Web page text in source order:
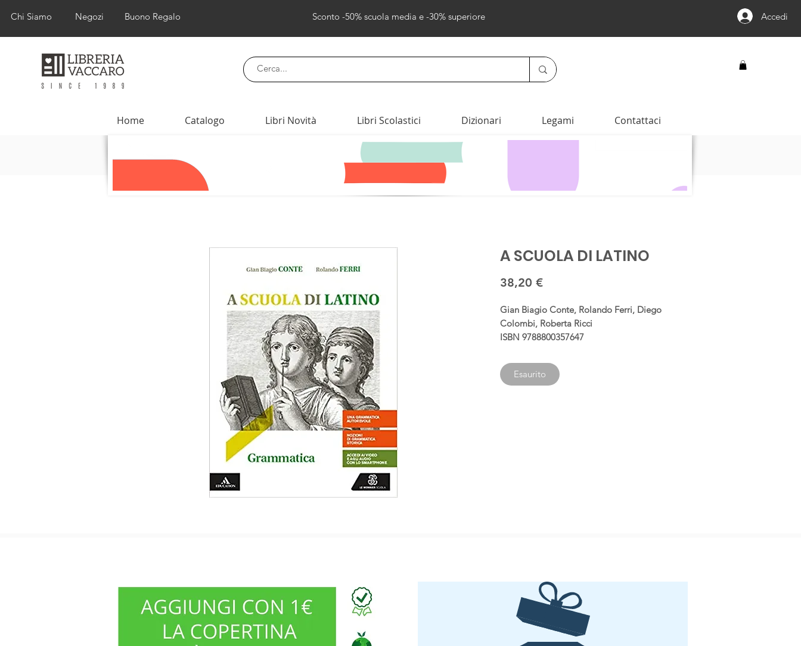
Chi Siamo Negozi Buono Regalo Sconto -50% scuola media e -30% superiore Accedi
Home Catalogo Libri Novità Libri Scolastici Dizionari Legami Contattaci
A SCUOLA DI LATINO
38,20 €Prezzo
Gian Biagio Conte, Rolando Ferri, Diego
Colombi, Roberta Ricci
ISBN 9788800357647
Esaurito